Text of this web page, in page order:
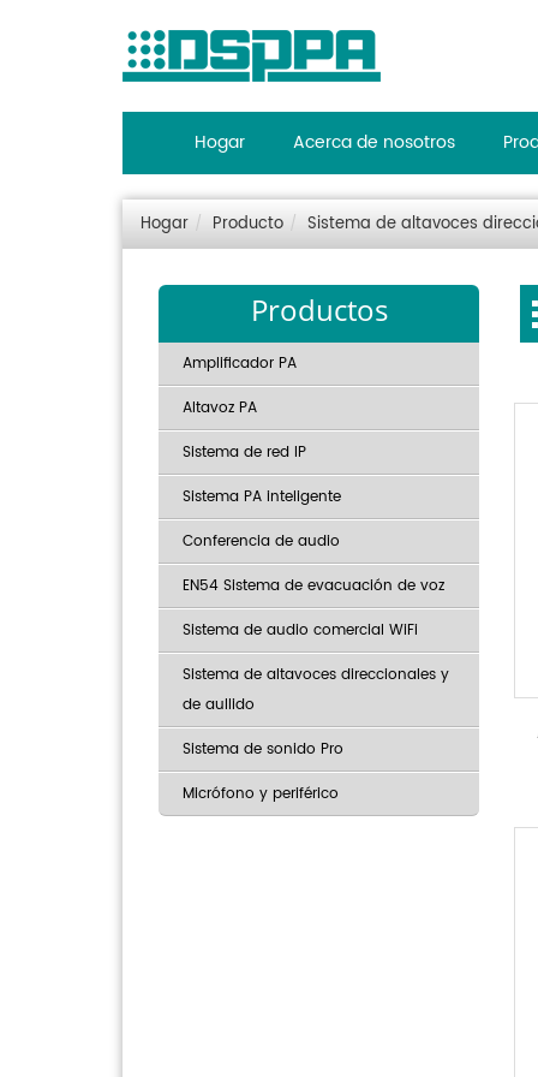
Hogar Acerca de nosotros
Hogar Producto Sistema de altavoces
Productos
Amplificador PA
Altavoz PA
Sistema de red IP
Sistema PA inteligente
Conferencia de audio
EN54 Sistema de evacuación de voz
Sistema de audio comercial WiFi
Sistema de altavoces direccionales y
de aullido
Sistema de sonido Pro
Micrófono y periférico